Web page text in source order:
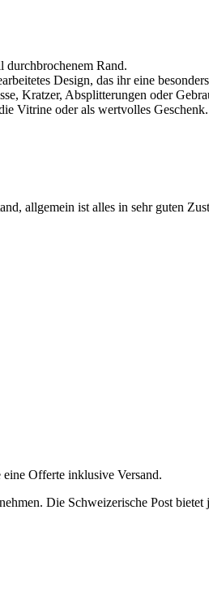
durchbrochenem Rand.
Design, das ihr eine
Kratzer, Absplitterungen oder
Vitrine oder als wertvolles Geschenk.
allgemein ist alles in sehr guten
Offerte inklusive Versand.
Die Schweizerische Post bietet